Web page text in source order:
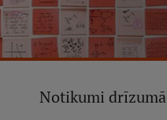
Notikumi drīzumā